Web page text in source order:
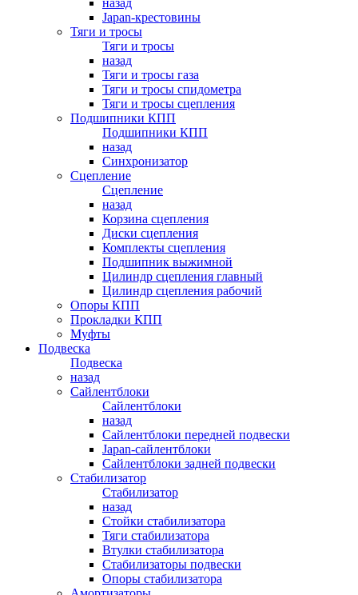
назад
Japan-крестовины
Тяги и тросы
Тяги и тросы
назад
Тяги и тросы газа
Тяги и тросы спидометра
Тяги и тросы сцепления
Подшипники КПП
Подшипники КПП
назад
Синхронизатор
Сцепление
Сцепление
назад
Корзина сцепления
Диски сцепления
Комплекты сцепления
Подшипник выжимной
Цилиндр сцепления главный
Цилиндр сцепления рабочий
Опоры КПП
Прокладки КПП
Муфты
Подвеска
Подвеска
назад
Сайлентблоки
Сайлентблоки
назад
Сайлентблоки передней подвески
Japan-сайлентблоки
Сайлентблоки задней подвески
Стабилизатор
Стабилизатор
назад
Стойки стабилизатора
Тяги стабилизатора
Втулки стабилизатора
Стабилизаторы подвески
Опоры стабилизатора